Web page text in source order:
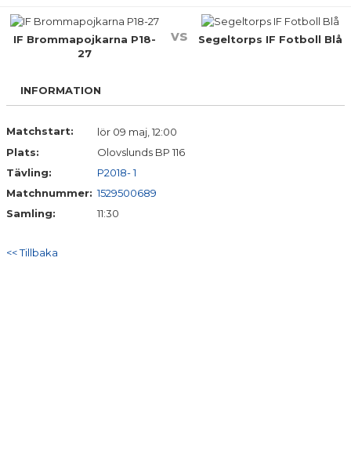
TRUPPEN
DOKUMENT
IF Brommapojkarna P18-
27
vs Segeltorps IF Fotboll Blå
INFORMATION
Matchstart:
lör 09 maj, 12:00
Plats:
Olovslunds BP 116
Tävling:
P2018- 1
Matchnummer: 1529500689
Samling:
11:30
<< Tillbaka